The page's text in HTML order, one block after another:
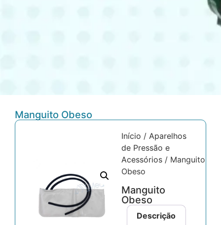
Manguito Obeso
Início /Aparelhos
de Pressão e
Acessórios / Manguito
Obeso
Manguito
Obeso
Descrição